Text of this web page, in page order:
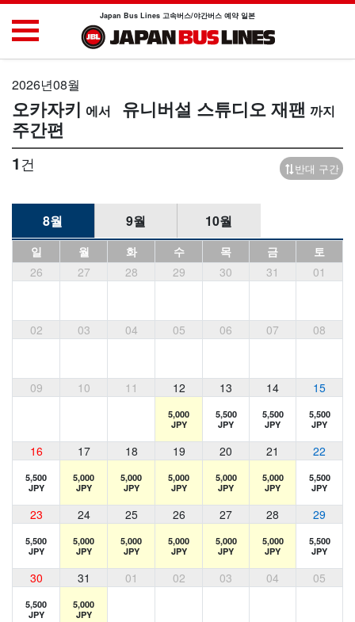
Japan Bus Lines 고속버스/야간버스 예약 일본
2026년08월
오카자키
유니버설 스튜디오 재팬
주간편
1건 반대 구간
8월 9월 10월
일 월 화 수 목 금
토
26
27 28 29 30 31 01
02 03 04 05 06 07 08
09 10 11 12 13 14 15
5,000
JPY
5,500
JPY
5,500
JPY
5,500
JPY
16 17 18 19 20 21 22
5,500
JPY
5,000
JPY
5,000
JPY
5,000
JPY
5,000
JPY
5,000
JPY
5,500
JPY
23 24 25 26 27 28 29
5,500
JPY
5,000
JPY
5,000
JPY
5,000
JPY
5,000
JPY
5,000
JPY
5,500
JPY
30 31 01 02 03 04 05
5,500
JPY
5,000
JPY